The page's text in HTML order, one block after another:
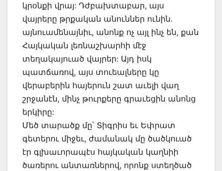
կրօնքի վրայ: Դժբախտաբար, այս
վայրերը թրքական անուններ ունին.
այնուամենայնիւ, անոնք ոչ այլ ինչ են, քան
Հայկական լեռնաշխարհի մէջ
տեղակայուած վայրեր: Այդ իսկ
պատճառով, այս տուեալները կը
վերաբերին հայերուն շատ աւելի վաղ
շրջանէն, մինչ թուրքերը գրաւեցին անոնց
երկիրը:
Մեծ տարածք մը՝ Տիգրիս եւ Եփրատ
գետերու միջեւ, ժամանակ մը ծածկուած
էր գլխաւորապէս հայկական կաղնիի
ծառերու անտառներով, որոնք ստեղծած